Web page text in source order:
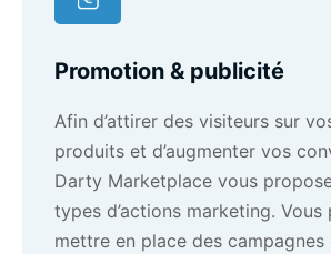
Promotion & publicité
Afin d’attirer des visiteurs sur
produits et d’augmenter vos
Darty Marketplace vous
types d’actions marketing. Vous
mettre en place des